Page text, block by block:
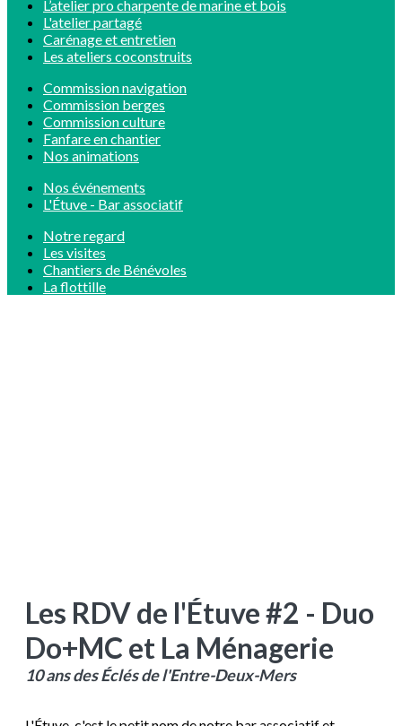
L’atelier pro charpente de marine et bois
L'atelier partagé
Carénage et entretien
Les ateliers coconstruits
Commission navigation
Commission berges
Commission culture
Fanfare en chantier
Nos animations
Nos événements
L'Étuve - Bar associatif
Notre regard
Les visites
Chantiers de Bénévoles
La flottille
Les RDV de l'Étuve #2 - Duo
Do+MC et La Ménagerie
10 ans des Éclés de l'Entre-Deux-Mers